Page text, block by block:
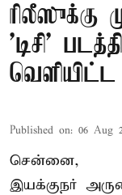
'டிசி'
வெளியிட்ட
Published on: 06 Aug
சென்னை,
இயக்குநர்